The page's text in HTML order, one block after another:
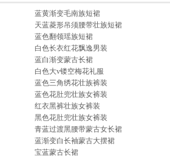
蓝黄渐变毛南族短裙
天蓝菱形吊须腰带壮族短裙
蓝色翻领瑶族短裙
白色长衣红花飘逸男装
蓝白渐变蒙古长裙
白色大v镂空梅花礼服
蓝色三角绣花壮族裤装
蓝色花肚兜壮族女裤装
红衣黑裤壮族女裤装
黑色花肚兜壮族女裤装
青蓝过渡黑腰带蒙古女长裙
蓝渐变白长袖蒙古大摆裙
宝蓝蒙古长裙